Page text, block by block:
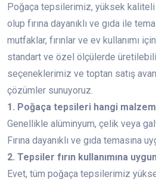
Poğaça tepsilerimiz, yüksek
olup fırına dayanıklı ve gıda ile
mutfaklar, fırınlar ve ev kullanımı
standart ve özel ölçülerde
seçeneklerimiz ve toptan satış
çözümler sunuyoruz.
1. Poğaça tepsileri hangi
Genellikle alüminyum, çelik veya
Fırına dayanıklı ve gıda temasına
2. Tepsiler fırın kullanımına
Evet, tüm poğaça tepsilerimiz